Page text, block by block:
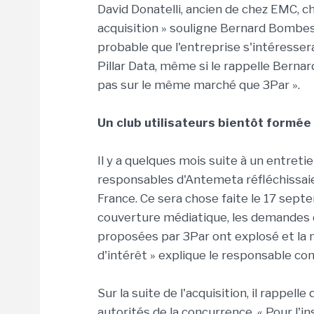
David Donatelli, ancien de chez
acquisition » souligne Bernard
probable que l'entreprise
Pillar Data, même si le rappelle
pas sur le même marché que 3Par ».
Un club utilisateurs bientôt
Il y a quelques mois suite à un
responsables d'Antemeta
France. Ce sera chose faite le 17
couverture médiatique, les
proposées par 3Par ont explosé et la
d'intérêt » explique le responsable
Sur la suite de l'acquisition, il